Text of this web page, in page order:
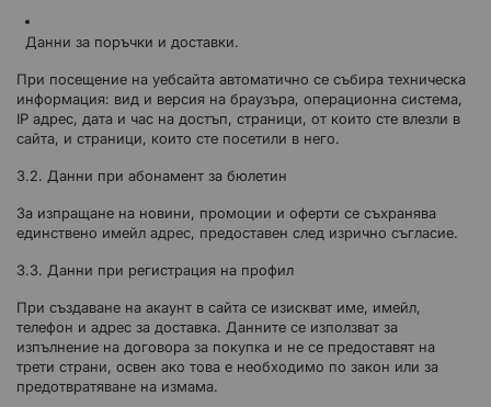
Данни за поръчки и доставки.
При посещение на уебсайта автоматично се събира техническа
информация: вид и версия на браузъра, операционна система,
IP адрес, дата и час на достъп, страници, от които сте влезли в
сайта, и страници, които сте посетили в него.
3.2. Данни при абонамент за бюлетин
За изпращане на новини, промоции и оферти се съхранява
единствено имейл адрес, предоставен след изрично съгласие.
3.3. Данни при регистрация на профил
При създаване на акаунт в сайта се изискват име, имейл,
телефон и адрес за доставка. Данните се използват за
изпълнение на договора за покупка и не се предоставят на
трети страни, освен ако това е необходимо по закон или за
предотвратяване на измама.